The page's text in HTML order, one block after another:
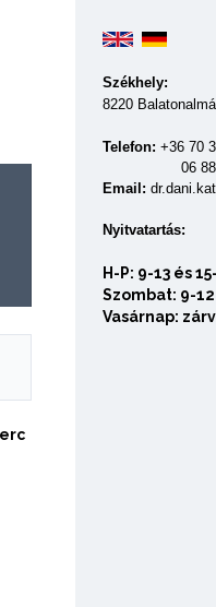
Székhely:
8220
Telefon: +36 70
06 88
Email:
Nyitvatartás:
H-P: 9-13 és
Szombat: 9-12
Vasárnap: